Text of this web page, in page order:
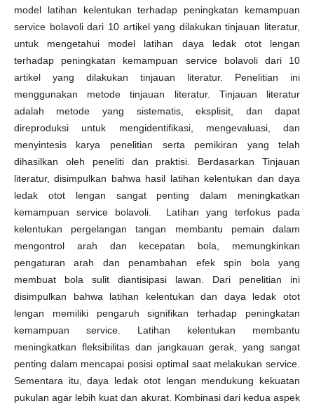
model latihan kelentukan terhadap peningkatan kemampuan
service bolavoli dari 10 artikel yang dilakukan tinjauan literatur,
untuk mengetahui model latihan daya ledak otot lengan
terhadap peningkatan kemampuan service bolavoli dari 10
artikel yang dilakukan tinjauan literatur. Penelitian ini
menggunakan metode tinjauan literatur. Tinjauan literatur
adalah metode yang sistematis, eksplisit, dan dapat
direproduksi untuk mengidentifikasi, mengevaluasi, dan
menyintesis karya penelitian serta pemikiran yang telah
dihasilkan oleh peneliti dan praktisi. Berdasarkan Tinjauan
literatur, disimpulkan bahwa hasil latihan kelentukan dan daya
ledak otot lengan sangat penting dalam meningkatkan
kemampuan service bolavoli. Latihan yang terfokus pada
kelentukan pergelangan tangan membantu pemain dalam
mengontrol arah dan kecepatan bola, memungkinkan
pengaturan arah dan penambahan efek spin bola yang
membuat bola sulit diantisipasi lawan. Dari penelitian ini
disimpulkan bahwa latihan kelentukan dan daya ledak otot
lengan memiliki pengaruh signifikan terhadap peningkatan
kemampuan service. Latihan kelentukan membantu
meningkatkan fleksibilitas dan jangkauan gerak, yang sangat
penting dalam mencapai posisi optimal saat melakukan service.
Sementara itu, daya ledak otot lengan mendukung kekuatan
pukulan agar lebih kuat dan akurat. Kombinasi dari kedua aspek